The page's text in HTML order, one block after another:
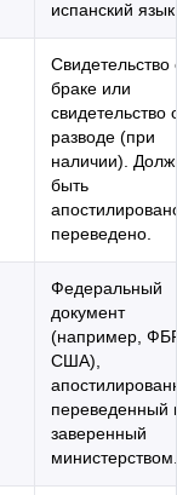
испанский
Свидетельство
браке или
свидетельство
разводе (при
наличии).
быть
переведено.
Федеральный
документ
(например,
США),
переведенный
заверенный
министерством.